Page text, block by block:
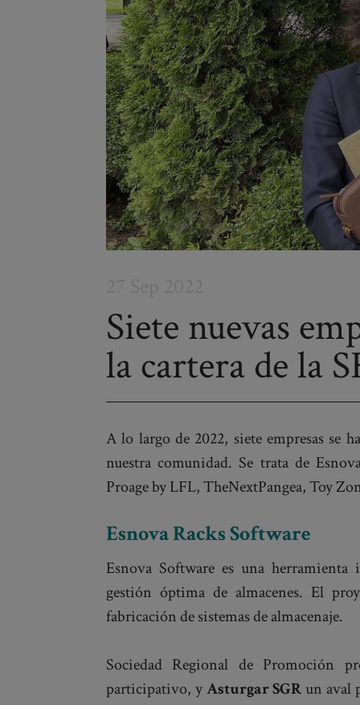
Siete nuevas
la cartera de la
A lo largo de 2022, siete empresas se
nuestra comunidad. Se trata de
Proage by LFL, TheNextPangea, Toy
Esnova Racks Software
Esnova Software es una
gestión óptima de almacenes. El
fabricación de sistemas de almacenaje.
Sociedad Regional de Promoción
participativo, yAsturgar SGRun aval
Post
navigation